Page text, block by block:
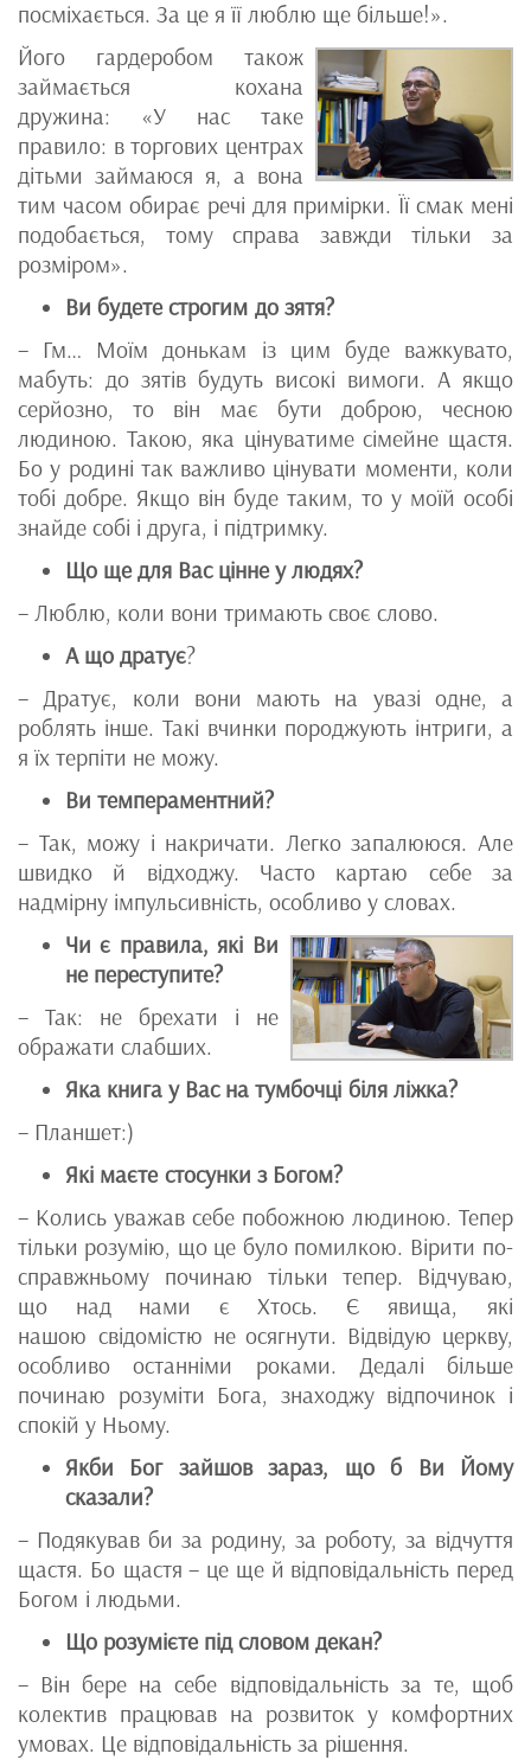
посміхається. За це я її люблю ще більше!».
Його гардеробом також
займається кохана
дружина: «У нас таке
правило: в торгових центрах
дітьми займаюся я, а вона
тим часом обирає речі для примірки. Її смак мені
подобається, тому справа завжди тільки за
розміром».
Ви будете строгим до зятя?
– Гм… Моїм донькам із цим буде важкувато,
мабуть: до зятів будуть високі вимоги. А якщо
серйозно, то він має бути доброю, чесною
людиною. Такою, яка цінуватиме сімейне щастя.
Бо у родині так важливо цінувати моменти, коли
тобі добре. Якщо він буде таким, то у моїй особі
знайде собі і друга, і підтримку.
Що ще для Вас цінне у людях?
– Люблю, коли вони тримають своє слово.
А що дратує?
– Дратує, коли вони мають на увазі одне, а
роблять інше. Такі вчинки породжують інтриги, а
я їх терпіти не можу.
Ви темпераментний?
– Так, можу і накричати. Легко запалююся. Але
швидко й відходжу. Часто картаю себе за
надмірну імпульсивність, особливо у словах.
Чи є правила, які Ви
не переступите?
– Так: не брехати і не
ображати слабших.
Яка книга у Вас на тумбочці біля ліжка?
– Планшет:)
Які маєте стосунки з Богом?
– Колись уважав себе побожною людиною. Тепер
тільки розумію, що це було помилкою. Вірити по-
справжньому починаю тільки тепер. Відчуваю,
що над нами є Хтось. Є явища, які
нашою свідомістю не осягнути. Відвідую церкву,
особливо останніми роками. Дедалі більше
починаю розуміти Бога, знаходжу відпочинок і
спокій у Ньому.
Якби Бог зайшов зараз, що б Ви Йому
сказали?
– Подякував би за родину, за роботу, за відчуття
щастя. Бо щастя – це ще й відповідальність перед
Богом і людьми.
Що розумієте під словом декан?
– Він бере на себе відповідальність за те, щоб
колектив працював на розвиток у комфортних
умовах. Це відповідальність за рішення.